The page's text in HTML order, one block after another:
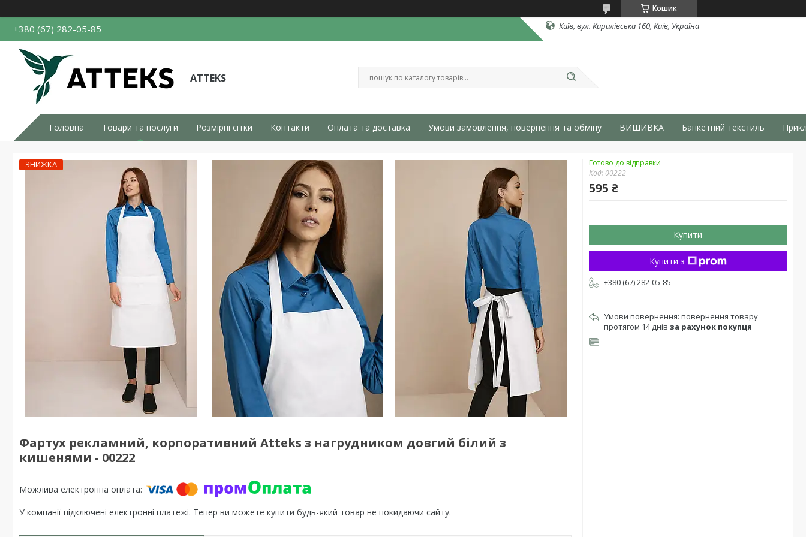
Кошик
+380 (67) 282-05-85 Київ, вул. Кирилівська 160, Київ, Україна
ATTEKS
Головна Товари та послуги Розмірні сітки Контакти Оплата та доставка Умови замовлення, повернення та обміну ВИШИВКА Банкетний текстиль
ЗНИЖКА
Фартух рекламний, корпоративний Atteks з нагрудником довгий білий з
кишенями - 00222
У компанії підключені електронні платежі. Тепер ви можете купити будь-який товар не покидаючи сайту.
Готово до відправки
Код: 00222
595 ₴
Купити
Купити з
+380 (67) 282-05-85
повернення товару
протягом 14 днів за рахунок покупця